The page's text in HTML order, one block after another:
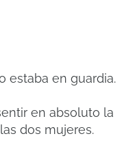
estaba en guardia.
en absoluto la
dos mujeres.